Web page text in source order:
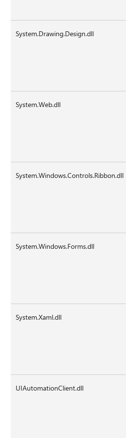
System.Drawing.Design.dll
System.Web.dll
System.Windows.Controls.Ribbon.dll
System.Windows.Forms.dll
System.Xaml.dll
UIAutomationClient.dll